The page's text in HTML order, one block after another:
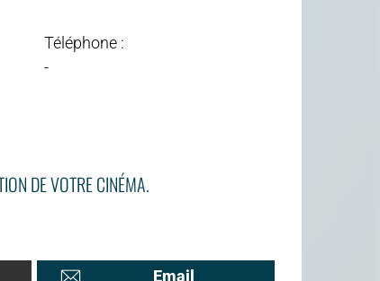
Téléphone :
-
DE VOTRE CINÉMA.
Email